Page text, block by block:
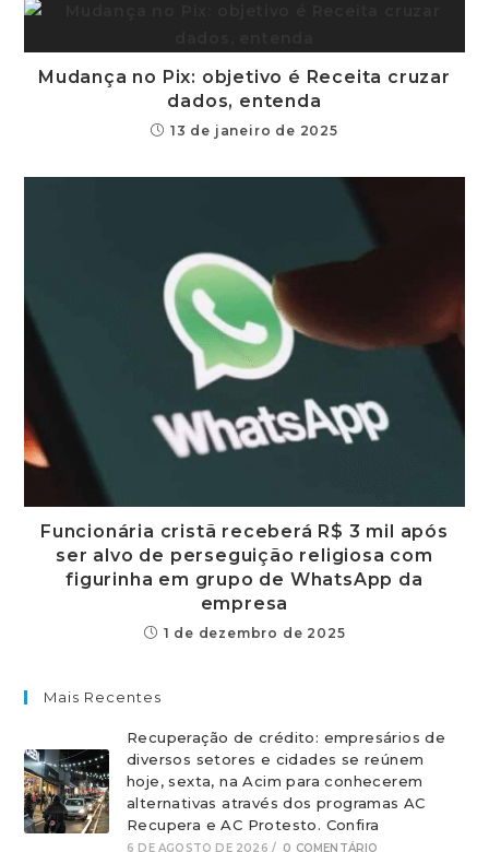
Mudança no Pix: objetivo é Receita cruzar
dados, entenda
13 de janeiro de 2025
Funcionária cristã receberá R$ 3 mil após
ser alvo de perseguição religiosa com
figurinha em grupo de WhatsApp da
empresa
1 de dezembro de 2025
Mais Recentes
Recuperação de crédito: empresários de
diversos setores e cidades se reúnem
hoje, sexta, na Acim para conhecerem
alternativas através dos programas AC
Recupera e AC Protesto. Confira
6 DE AGOSTO DE 2026 / 0 COMENTÁRIO